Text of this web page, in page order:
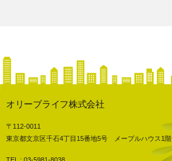
オリーブライフ株式会社
〒112-0011
東京都文京区千石4丁目15番地5号 メープルハウス1階